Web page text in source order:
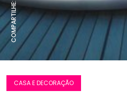
COMPARTILHE:
CASA E DECORAÇÃO